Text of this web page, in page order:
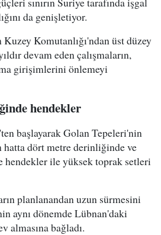
da genişletiyor.
Kuzey Komutanlığı'ndan üst düzey
devam eden çalışmaların,
girişimlerini önlemeyi
hendekler
başlayarak Golan Tepeleri'nin
hatta dört metre derinliğinde ve
hendekler ile yüksek toprak setleri
planlanandan uzun sürmesini
aynı dönemde Lübnan'daki
almasına bağladı.